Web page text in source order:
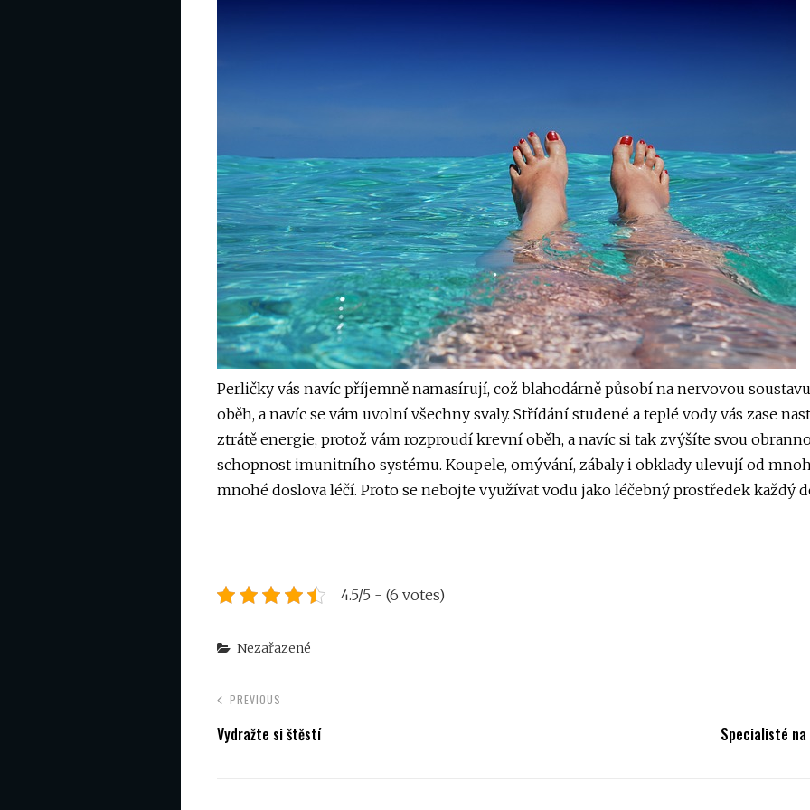
Perličky vás navíc příjemně namasírují, což blahodárně působí na nervovou
oběh, a navíc se vám uvolní všechny svaly. Střídání studené a teplé vody vás zase
ztrátě energie, protož vám rozproudí krevní oběh, a navíc si tak zvýšíte svou
schopnost imunitního systému. Koupele, omývání, zábaly i obklady ulevují od
mnohé doslova léčí. Proto se nebojte využívat vodu jako léčebný prostředek každý
4.5/5 - (6 votes)
Categories
Nezařazené
PREVIOUS
Vydražte si štěstí Specialisté